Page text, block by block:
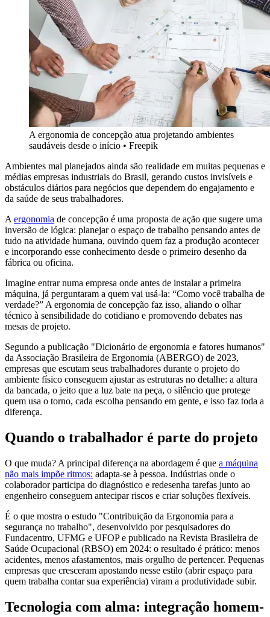
A ergonomia de concepção atua projetando ambientes
saudáveis desde o início • Freepik
Ambientes mal planejados ainda são realidade em muitas pequenas e
médias empresas industriais do Brasil, gerando custos invisíveis e
obstáculos diários para negócios que dependem do engajamento e
da saúde de seus trabalhadores.
A ergonomia de concepção é uma proposta de ação que sugere uma
inversão de lógica: planejar o espaço de trabalho pensando antes de
tudo na atividade humana, ouvindo quem faz a produção acontecer
e incorporando esse conhecimento desde o primeiro desenho da
fábrica ou oficina.
Imagine entrar numa empresa onde antes de instalar a primeira
máquina, já perguntaram a quem vai usá-la: “Como você trabalha de
verdade?” A ergonomia de concepção faz isso, aliando o olhar
técnico à sensibilidade do cotidiano e promovendo debates nas
mesas de projeto.
Segundo a publicação "Dicionário de ergonomia e fatores humanos"
da Associação Brasileira de Ergonomia (ABERGO) de 2023,
empresas que escutam seus trabalhadores durante o projeto do
ambiente físico conseguem ajustar as estruturas no detalhe: a altura
da bancada, o jeito que a luz bate na peça, o silêncio que protege
quem usa o torno, cada escolha pensando em gente, e isso faz toda a
diferença.
Quando o trabalhador é parte do projeto
O que muda? A principal diferença na abordagem é que a máquina
não mais impõe ritmos: adapta-se à pessoa. Indústrias onde o
colaborador participa do diagnóstico e redesenha tarefas junto ao
engenheiro conseguem antecipar riscos e criar soluções flexíveis.
É o que mostra o estudo "Contribuição da Ergonomia para a
segurança no trabalho", desenvolvido por pesquisadores do
Fundacentro, UFMG e UFOP e publicado na Revista Brasileira de
Saúde Ocupacional (RBSO) em 2024: o resultado é prático: menos
acidentes, menos afastamentos, mais orgulho de pertencer. Pequenas
empresas que cresceram apostando nesse estilo (abrir espaço para
quem trabalha contar sua experiência) viram a produtividade subir.
Tecnologia com alma: integração homem-